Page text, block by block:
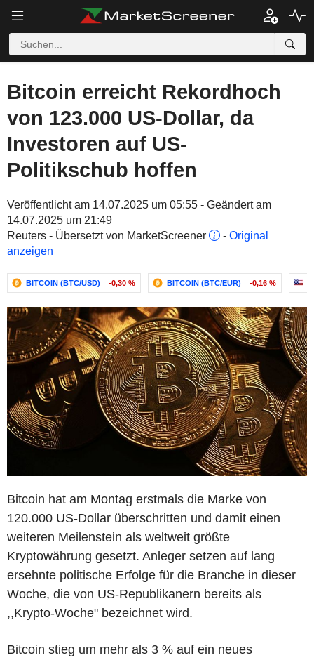
Bitcoin erreicht Rekordhoch
von 123.000 US-Dollar, da
Investoren auf US-
Politikschub hoffen
Veröffentlicht am 14.07.2025 um 05:55 - Geändert am
14.07.2025 um 21:49
Reuters - Übersetzt von MarketScreener
- Original
anzeigen
BITCOIN (BTC/USD) -0,30 % BITCOIN (BTC/EUR) -0,16 %
Bitcoin hat am Montag erstmals die Marke von
120.000 US-Dollar überschritten und damit einen
weiteren Meilenstein als weltweit größte
Kryptowährung gesetzt. Anleger setzen auf lang
ersehnte politische Erfolge für die Branche in dieser
Woche, die von US-Republikanern bereits als
,,Krypto-Woche" bezeichnet wird.
Bitcoin stieg um mehr als 3 % auf ein neues